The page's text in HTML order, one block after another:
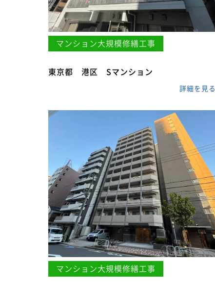
マンション大規模修繕工事
東京都 港区 Sマンション
詳細を見る
マンション大規模修繕工事